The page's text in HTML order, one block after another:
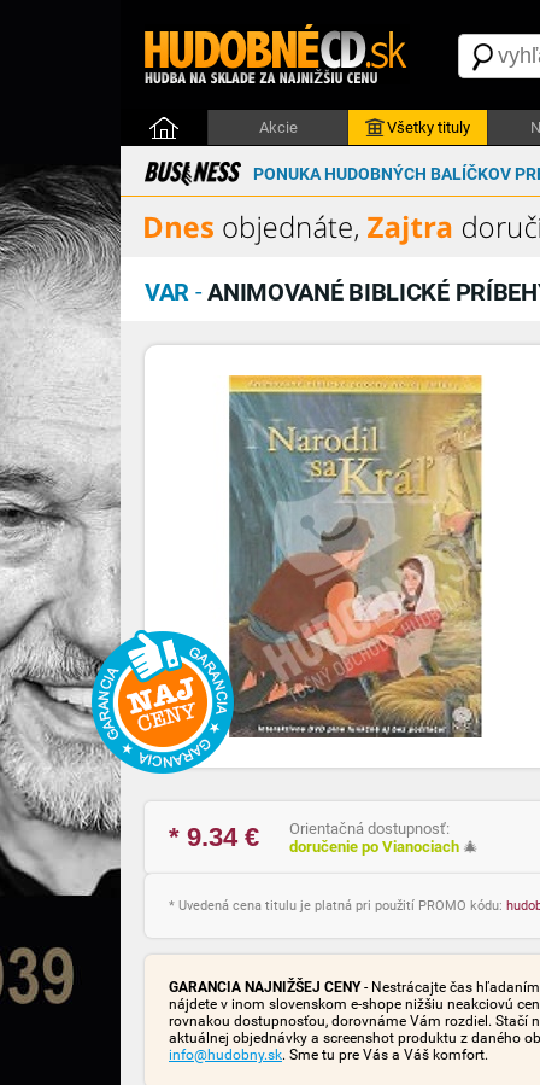
Akcie Všetky tituly
PONUKA HUDOBNÝCH BALÍČKOV
VAR -ANIMOVANÉ BIBLICKÉ
* 9.34€
Orientačná dostupnosť:
doručenie po Vianociach 🎄
* Uvedená cena titulu je platná pri použití PROMO kódu:
GARANCIA NAJNIŽŠEJ CENY- Nestrácajte čas
nájdete v inom slovenskom e-shope nižšiu neakciovú
rovnakou dostupnosťou, dorovnáme Vám rozdiel. Stačí
aktuálnej objednávky a screenshot produktu z daného
info@hudobny.sk. Sme tu pre Vás a Váš komfort.